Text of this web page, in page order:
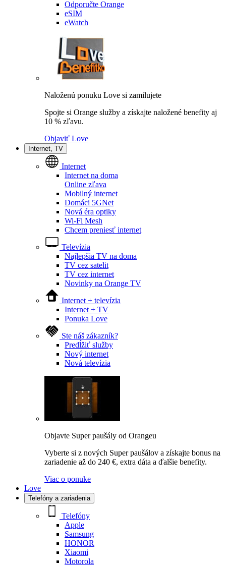
Odporučte Orange
eSIM
eWatch
Naloženú ponuku Love si zamilujete
Spojte si Orange služby a získajte naložené benefity aj
10 % zľavu.
Objaviť Love
Internet, TV
Internet
Internet na doma
Online zľava
Mobilný internet
Domáci 5GNet
Nová éra optiky
Wi-Fi Mesh
Chcem preniesť internet
Televízia
Najlepšia TV na doma
TV cez satelit
TV cez internet
Novinky na Orange TV
Internet + televízia
Internet + TV
Ponuka Love
Ste náš zákazník?
Predĺžiť služby
Nový internet
Nová televízia
Objavte Super paušály od Orangeu
Vyberte si z nových Super paušálov a získajte bonus na
zariadenie až do 240 €, extra dáta a ďalšie benefity.
Viac o ponuke
Love
Telefóny a zariadenia
Telefóny
Apple
Samsung
HONOR
Xiaomi
Motorola